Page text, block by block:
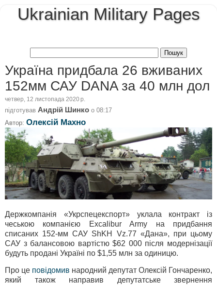
Ukrainian Military Pages
Україна придбала 26 вживаних
152мм САУ DANA за 40 млн дол
четвер, 12 листопада 2020 р.
підготував Андрій Шинко о 08:17
Автор: Олексій Махно
Держкомпанія «Укрспецекспорт» уклала контракт із
чеською компанією Excalibur Army на придбання
списаних 152-мм САУ ShKH Vz.77 «Дана», при цьому
САУ з балансовою вартістю $62 000 після модернізації
будуть продані Україні по $1,55 млн за одиницю.
Про це повідомив народний депутат Олексій Гончаренко,
який також направив депутатське звернення